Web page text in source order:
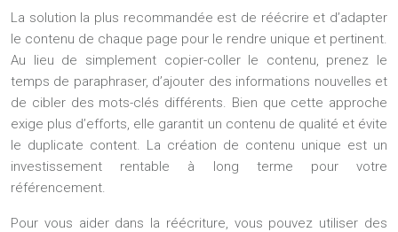
La solution la plus recommandée est de réécrire et d’adapter
le contenu de chaque page pour le rendre unique et pertinent.
Au lieu de simplement copier-coller le contenu, prenez le
temps de paraphraser, d’ajouter des informations nouvelles et
de cibler des mots-clés différents. Bien que cette approche
exige plus d’efforts, elle garantit un contenu de qualité et évite
le duplicate content. La création de contenu unique est un
investissement rentable à long terme pour votre
référencement.
Pour vous aider dans la réécriture, vous pouvez utiliser des